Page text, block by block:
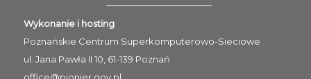
Wykonanie i hosting
Poznańskie Centrum Superkomputerowo-Sieciowe
ul. Jana Pawła II 10, 61-139 Poznań
office@pionier.gov.pl